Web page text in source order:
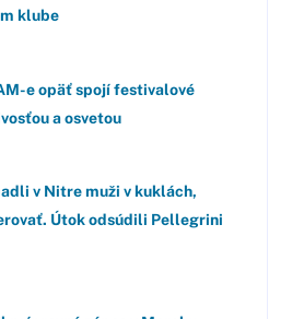
klube
e opäť spojí festivalové
a osvetou
v Nitre muži v kuklách,
Útok odsúdili Pellegrini